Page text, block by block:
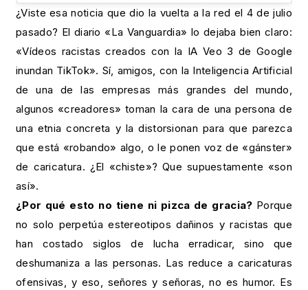
¿Viste esa noticia que dio la vuelta a la red el 4 de julio
pasado? El diario «La Vanguardia» lo dejaba bien claro:
«Vídeos racistas creados con la IA Veo 3 de Google
inundan TikTok». Sí, amigos, con la Inteligencia Artificial
de una de las empresas más grandes del mundo,
algunos «creadores» toman la cara de una persona de
una etnia concreta y la distorsionan para que parezca
que está «robando» algo, o le ponen voz de «gánster»
de caricatura. ¿El «chiste»? Que supuestamente «son
así».
¿Por qué esto no tiene ni pizca de gracia? Porque
no solo perpetúa estereotipos dañinos y racistas que
han costado siglos de lucha erradicar, sino que
deshumaniza a las personas. Las reduce a caricaturas
ofensivas, y eso, señores y señoras, no es humor. Es